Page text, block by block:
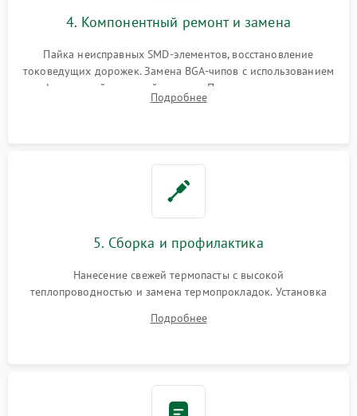
4. Компонентный ремонт и замена
Пайка неисправных SMD-элементов, восстановление
токоведущих дорожек. Замена BGA-чипов с использованием
инфракрасной паяльной станции. Прошивка микросхемы
BIOS или замена поврежденных портов USB
Подробнее
5. Сборка и профилактика
Нанесение свежей термопасты с высокой
теплопроводностью и замена термопрокладок. Установка
шлейфов, модулей памяти и накопителей. Предварительная
Подробнее